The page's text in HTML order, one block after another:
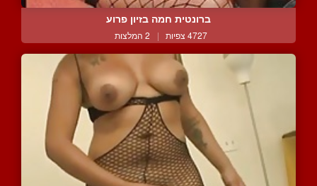
ברונטית חמה בזיון פרוע
4727 צפיות | 2 המלצות